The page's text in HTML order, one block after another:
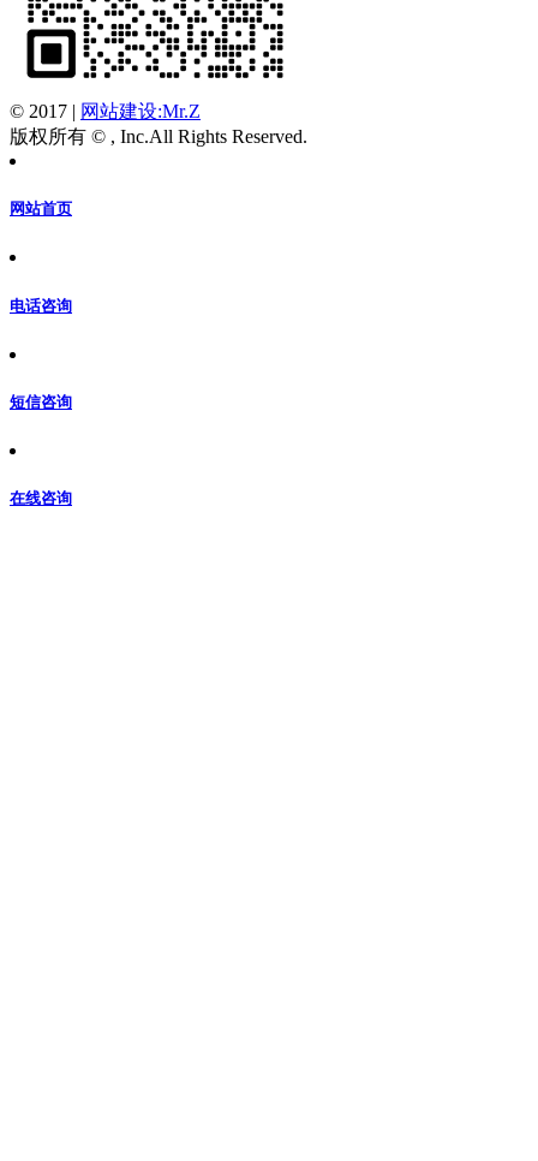
© 2017 | 网站建设:Mr.Z
版权所有 © , Inc.All Rights Reserved.
网站首页
电话咨询
短信咨询
在线咨询